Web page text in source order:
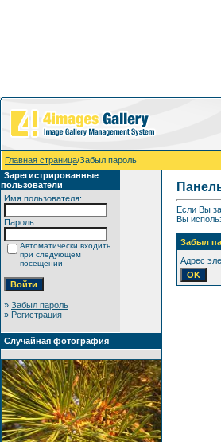
Главная страница/Забыл пароль
Зарегистрированные
пользователи
Имя пользователя:
Пароль:
Автоматически входить
при следующем
посещении
» Забыл пароль
» Регистрация
Случайная фотография
Если Вы
Вы
Забыл
Адрес